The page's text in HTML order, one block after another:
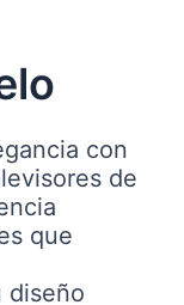
con
de
que
diseño